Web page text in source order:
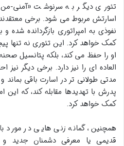
تئوری دیگر به سرنوشت «آمنی-
اسارتش مربوط می شود. برخی
نفوذی به امپراتوری بازگردانده
کمک خواهد کرد. این تئوری نه تنها
او را حفظ می کند، بلکه پتانسیل
العاده ای را نیز دارد. برخی دیگر نیز
مدتی طولانی تر در اسارت باقی
پدرش با تهدیدها مقابله کند، که این
کمک خواهد کرد.
همچنین، گمانه زنی هایی در
قدیمی یا معرفی دشمنان جدید و